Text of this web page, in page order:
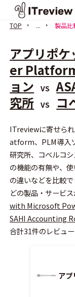
TOP ... 製品比
アプリポ
er
ョン
VS
究所
VS コ
ITreviewに寄せら
atform、PLM導入
研究所、コベルコ
の機能の有無や、
の違いなどを比較で
どの製品・サービ
with Microsoft
SAHI Accounting
合計31件のレビュ
会員